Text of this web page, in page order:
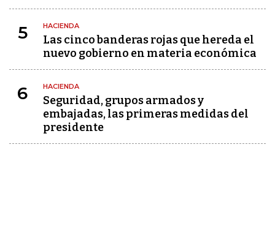
5 HACIENDA
Las cinco banderas rojas que hereda el
nuevo gobierno en materia económica
6 HACIENDA
Seguridad, grupos armados y
embajadas, las primeras medidas del
presidente